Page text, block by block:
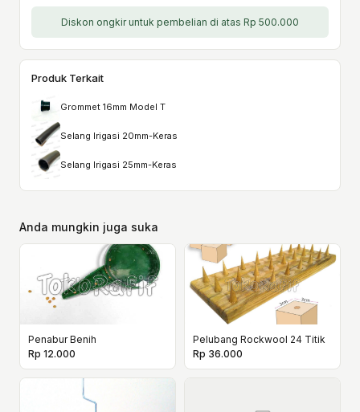
Diskon ongkir untuk pembelian di atas Rp 500.000
Produk Terkait
Grommet 16mm Model T
Selang Irigasi 20mm-Keras
Selang Irigasi 25mm-Keras
Anda mungkin juga suka
Penabur Benih
Rp 12.000
Pelubang Rockwool 24 Titik
Rp 36.000